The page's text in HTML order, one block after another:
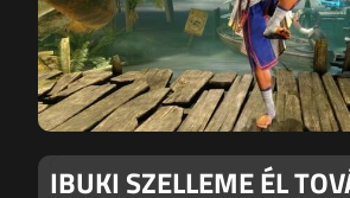
IBUKI SZELLEME ÉL